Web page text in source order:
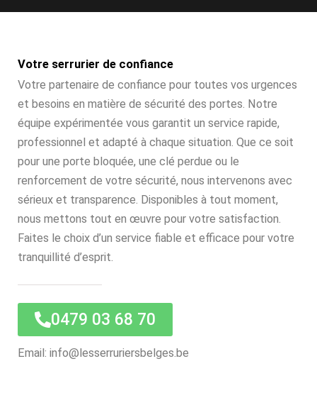
Votre serrurier de confiance
Votre partenaire de confiance pour toutes vos urgences
et besoins en matière de sécurité des portes. Notre
équipe expérimentée vous garantit un service rapide,
professionnel et adapté à chaque situation. Que ce soit
pour une porte bloquée, une clé perdue ou le
renforcement de votre sécurité, nous intervenons avec
sérieux et transparence. Disponibles à tout moment,
nous mettons tout en œuvre pour votre satisfaction.
Faites le choix d’un service fiable et efficace pour votre
tranquillité d’esprit.
0479 03 68 70
Email: info@lesserruriersbelges.be